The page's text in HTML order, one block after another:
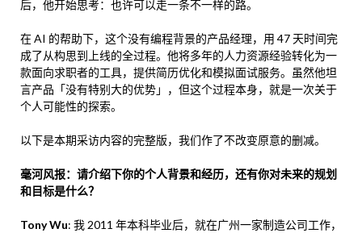
后，他开始思考：也许可以走一条不一样的路。
在 AI 的帮助下，这个没有编程背景的产品经理，用 47 天时间完
成了从构思到上线的全过程。他将多年的人力资源经验转化为一
款面向求职者的工具，提供简历优化和模拟面试服务。虽然他坦
言产品「没有特别大的优势」，但这个过程本身，就是一次关于
个人可能性的探索。
以下是本期采访内容的完整版，我们作了不改变原意的删减。
毫河风报：请介绍下你的个人背景和经历，还有你对未来的规划
和目标是什么？
Tony Wu: 我 2011 年本科毕业后，就在广州一家制造公司工作，